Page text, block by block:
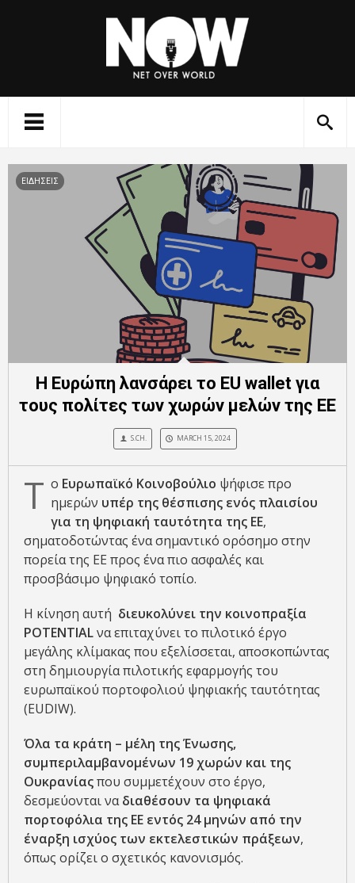
ΕΙΔΗΣΕΙΣ
Η Ευρώπη λανσάρει το EU wallet για
τους πολίτες των χωρών μελών της ΕΕ
S.CH. MARCH 15, 2024
Τ ο Ευρωπαϊκό Κοινοβούλιο ψήφισε προ
ημερών υπέρ της θέσπισης ενός πλαισίου
για τη ψηφιακή ταυτότητα της ΕΕ,
σηματοδοτώντας ένα σημαντικό ορόσημο στην
πορεία της ΕΕ προς ένα πιο ασφαλές και
προσβάσιμο ψηφιακό τοπίο.
Η κίνηση αυτή διευκολύνει την κοινοπραξία
POTENTIALνα επιταχύνει το πιλοτικό έργο
μεγάλης κλίμακας που εξελίσσεται, αποσκοπώντας
στη δημιουργία πιλοτικής εφαρμογής του
ευρωπαϊκού πορτοφολιού ψηφιακής ταυτότητας
(EUDIW).
Όλα τα κράτη – μέλη της Ένωσης,
συμπεριλαμβανομένων 19 χωρών και της
Ουκρανίαςπου συμμετέχουν στο έργο,
δεσμεύονται ναδιαθέσουν τα ψηφιακά
πορτοφόλια της ΕΕ εντός 24 μηνών από την
έναρξη ισχύος των εκτελεστικών πράξεων,
όπως ορίζει ο σχετικός κανονισμός.